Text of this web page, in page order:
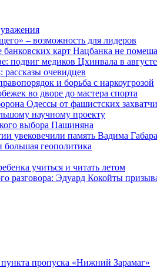
– возможность для лидеров
банковских карт Нацбанка не
подвиг медиков Цхинвала в
очевидцев
и борьба с наркоугрозой
во дворе до мастера спорта
Одессы от фашистских
научному проекту
выбора Пашиняна
увековечили память Вадима
большая геополитика
учиться и читать летом
разговора: Эдуард Кокойты
пропуска «Нижний Зарамаг»